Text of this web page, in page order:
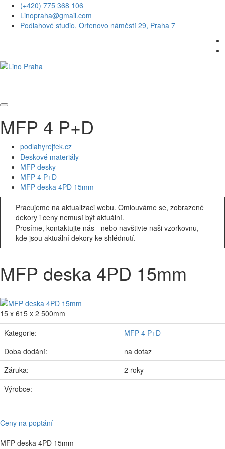
(+420) 775 368 106
Linopraha@gmail.com
Podlahové studio, Ortenovo náměstí 29, Praha 7
MFP 4 P+D
podlahyrejfek.cz
Deskové materiály
MFP desky
MFP 4 P+D
MFP deska 4PD 15mm
Pracujeme na aktualizaci webu. Omlouváme se, zobrazené
dekory i ceny nemusí být aktuální.
Prosíme, kontaktujte nás - nebo navštivte naši vzorkovnu,
kde jsou aktuální dekory ke shlédnutí.
MFP deska 4PD 15mm
15 x 615 x 2 500mm
Kategorie:
MFP 4 P+D
Doba dodání:
na dotaz
Záruka:
2 roky
Výrobce:
-
Ceny na poptání
MFP deska 4PD 15mm